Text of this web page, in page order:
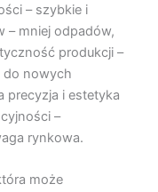
– szybkie i
– mniej odpadów,
produkcji –
do nowych
precyzja i estetyka
–
rynkowa.
może